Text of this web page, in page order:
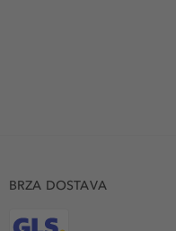
BRZA DOSTAVA